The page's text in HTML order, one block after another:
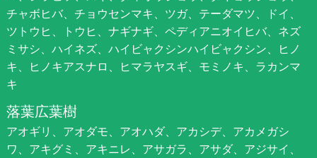
チャボヒバ、チョウセンマキ、ツガ、テーダマツ、ドイ、
ツトウヒ、トウヒ、ナギナギ、ペディアニオイヒバ、ネズ
ミサシ、ハイネズ、ハイビャクシンハイビャクシン、ヒノ
キ、ヒノキアスナロ、ヒマラヤスギ、モミノキ、ラカンマ
キ
落葉広葉樹
アオギリ、アオダモ、アオハダ、アカシデ、アカメガシ
ワ、アキグミ、アキニレ、アサガラ、アサダ、アジサイ、